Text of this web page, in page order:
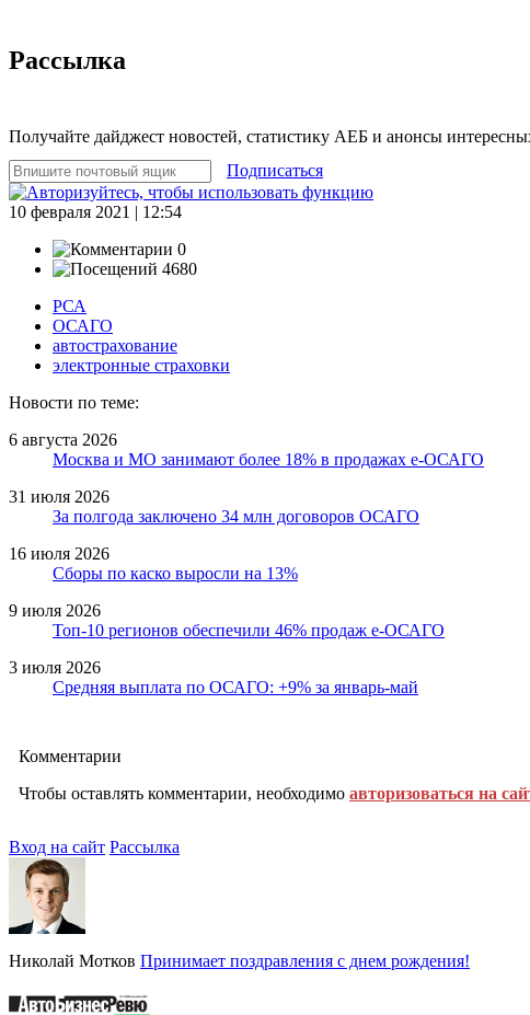
Рассылка
Получайте дайджест новостей, статистику АЕБ и анонсы
Подписаться
10 февраля 2021 | 12:54
0
4680
РСА
ОСАГО
автострахование
электронные страховки
Новости по теме:
6 августа 2026
Москва и МО занимают более 18% в продажах е-ОСАГО
31 июля 2026
За полгода заключено 34 млн договоров ОСАГО
16 июля 2026
Сборы по каско выросли на 13%
9 июля 2026
Топ-10 регионов обеспечили 46% продаж е-ОСАГО
3 июля 2026
Средняя выплата по ОСАГО: +9% за январь-май
Комментарии
Чтобы оставлять комментарии, необходимо авторизоваться на
Вход на сайт Рассылка
Николай Мотков Принимает поздравления с днем рождения!